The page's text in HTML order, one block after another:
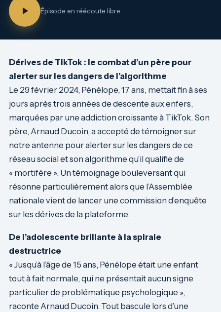
Épisode en réécoute libre
Dérives de TikTok : le combat d’un père pour
alerter sur les dangers de l’algorithme
Le 29 février 2024, Pénélope, 17 ans, mettait fin à ses
jours après trois années de descente aux enfers,
marquées par une addiction croissante à TikTok. Son
père, Arnaud Ducoin, a accepté de témoigner sur
notre antenne pour alerter sur les dangers de ce
réseau social et son algorithme qu’il qualifie de
« mortifère ». Un témoignage bouleversant qui
résonne particulièrement alors que l’Assemblée
nationale vient de lancer une commission d’enquête
sur les dérives de la plateforme.
De l’adolescente brillante à la spirale
destructrice
« Jusqu’à l’âge de 15 ans, Pénélope était une enfant
tout à fait normale, qui ne présentait aucun signe
particulier de problématique psychologique »,
raconte Arnaud Ducoin. Tout bascule lors d’une